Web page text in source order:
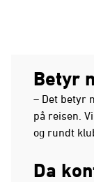
Betyr
– Det betyr
på reisen.
og rundt
Da